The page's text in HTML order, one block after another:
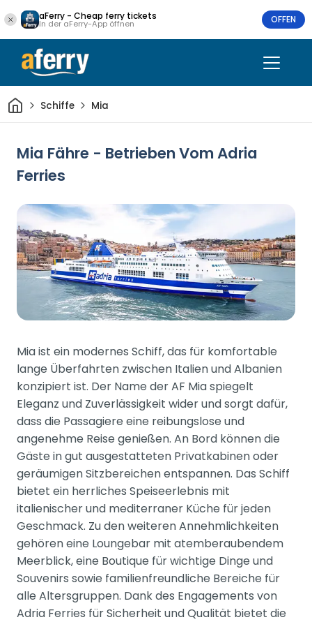
aFerry - Cheap ferry tickets
In der aFerry-App öffnen OFFEN
HeimSchiffe Mia
Mia Fähre - Betrieben Vom Adria
Ferries
Mia ist ein modernes Schiff, das für komfortable
lange Überfahrten zwischen Italien und Albanien
konzipiert ist. Der Name der AF Mia spiegelt
Eleganz und Zuverlässigkeit wider und sorgt dafür,
dass die Passagiere eine reibungslose und
angenehme Reise genießen. An Bord können die
Gäste in gut ausgestatteten Privatkabinen oder
geräumigen Sitzbereichen entspannen. Das Schiff
bietet ein herrliches Speiseerlebnis mit
italienischer und mediterraner Küche für jeden
Geschmack. Zu den weiteren Annehmlichkeiten
gehören eine Loungebar mit atemberaubendem
Meerblick, eine Boutique für wichtige Dinge und
Souvenirs sowie familienfreundliche Bereiche für
alle Altersgruppen. Dank des Engagements von
Adria Ferries für Sicherheit und Qualität bietet die